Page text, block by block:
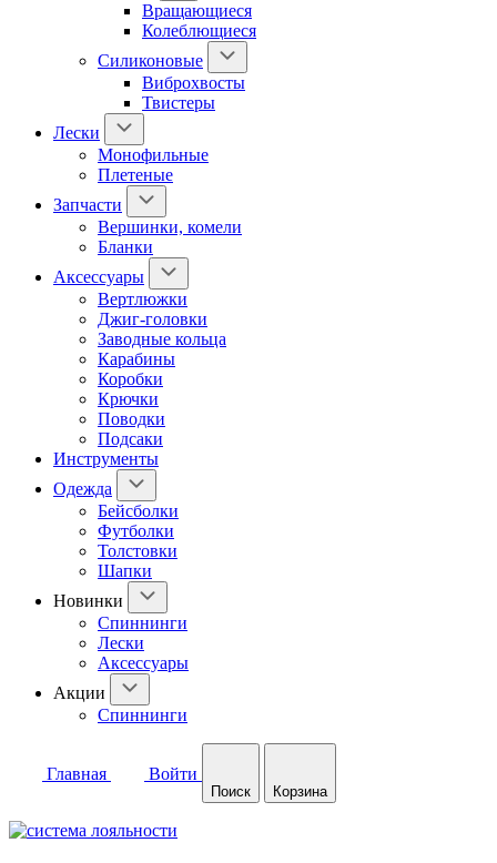
Вращающиеся
Колеблющиеся
Силиконовые
Виброхвосты
Твистеры
Лески
Монофильные
Плетеные
Запчасти
Вершинки, комели
Бланки
Аксессуары
Вертлюжки
Джиг-головки
Заводные кольца
Карабины
Коробки
Крючки
Поводки
Подсаки
Инструменты
Одежда
Бейсболки
Футболки
Толстовки
Шапки
Новинки
Спиннинги
Лески
Аксессуары
Акции
Спиннинги
Главная Войти
Поиск Корзина